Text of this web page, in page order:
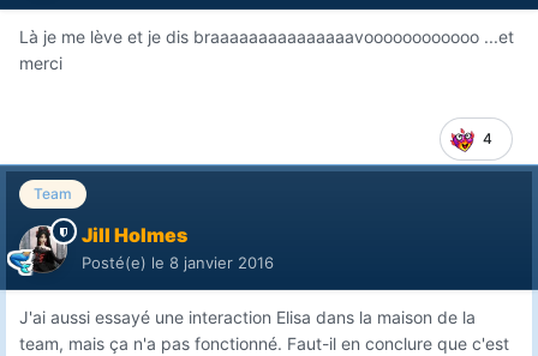
Là je me lève et je dis braaaaaaaaaaaaaaavoooooooooooo ...et
merci
4
Team
Jill Holmes
Posté(e) le 8 janvier 2016
J'ai aussi essayé une interaction Elisa dans la maison de la
team, mais ça n'a pas fonctionné. Faut-il en conclure que c'est